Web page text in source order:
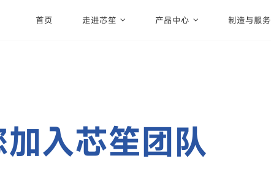
首页 走进芯笙 产品中心 制造与服务
入芯笙团队